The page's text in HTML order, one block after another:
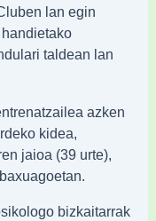
lan egin
taldean lan
azken
kidea,
jaioa (39 urte),
bizkaitarrak